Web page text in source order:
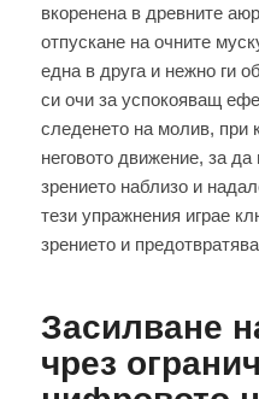
вкоренена в древните
отпускане на очните
една в друга и нежно ги
си очи за успокояващ
следенето на молив, при
неговото движение, за
зрението наблизо и
тези упражнения играе
зрението и
Засилване
чрез